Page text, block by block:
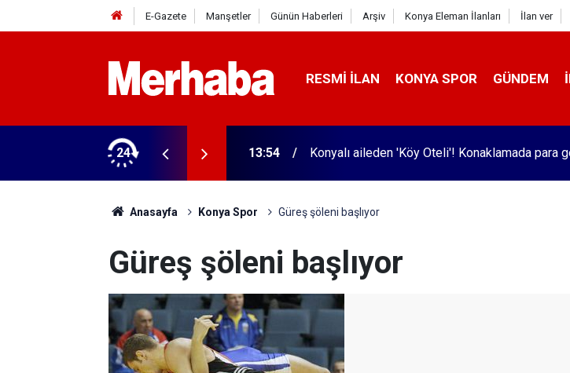
E-Gazete Manşetler Günün Haberleri Arşiv Konya Eleman İlanları İlan ver
RESMI İLAN KONYA SPOR GÜNDEM
24
para geçmiyor 13:27 71 ilde uyuşturucu operasyonu! 100'lerce
Anasayfa Konya Spor Güreş şöleni başlıyor
Güreş şöleni başlıyor